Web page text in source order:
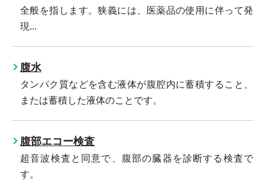
全般を指します。狭義には、医薬品の使用に伴って発
現...
腹水
タンパク質などを含む液体が腹腔内に蓄積すること、
または蓄積した液体のことです。
腹部エコー検査
超音波検査と同意で、腹部の臓器を診断する検査で
す。